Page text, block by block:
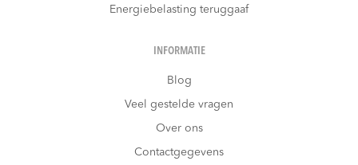
Energiebelasting teruggaaf
INFORMATIE
Blog
Veel gestelde vragen
Over ons
Contactgegevens